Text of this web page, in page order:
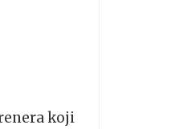
koji